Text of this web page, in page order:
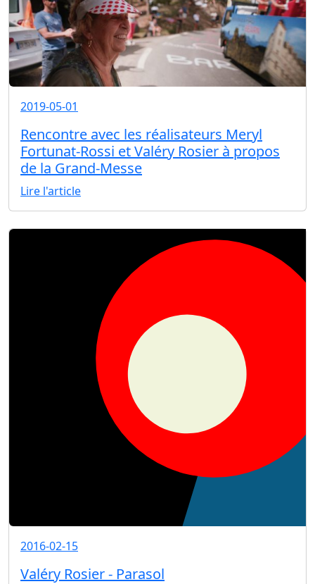
2019-05-01
Rencontre avec les réalisateurs Meryl
Fortunat-Rossi et Valéry Rosier à propos
de la Grand-Messe
Lire l'article
2016-02-15
Valéry Rosier - Parasol